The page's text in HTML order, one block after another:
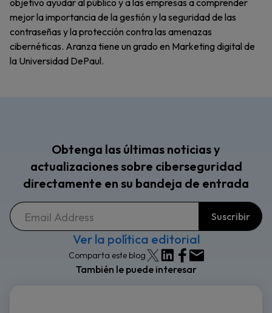
objetivo ayudar al público y a las empresas a comprender
mejor la importancia de la gestión y la seguridad de las
contraseñas y la protección contra las amenazas
cibernéticas. Aranza tiene un grado en Marketing digital de
la Universidad DePaul.
Obtenga las últimas noticias y
actualizaciones sobre ciberseguridad
directamente en su bandeja de entrada
Ver la política editorial
Comparta este blog
También le puede interesar